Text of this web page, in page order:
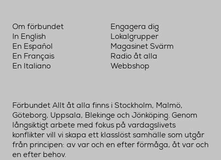
Om förbundet
In English
En Español
En Français
En Italiano
Engagera dig
Lokalgrupper
Magasinet Svärm
Radio åt alla
Webbshop
Förbundet Allt åt alla finns i Stockholm, Malmö,
Göteborg, Uppsala, Blekinge och Jönköping. Genom
långsiktigt arbete med fokus på vardagslivets
konflikter vill vi skapa ett klasslöst samhälle som utgår
från principen: av var och en efter förmåga, åt var och
en efter behov.